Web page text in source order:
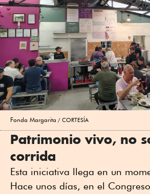
Fonda Margarita CORTESÍA
Patrimonio vivo, no
corrida
Esta iniciativa llega en un
Hace unos días, en el